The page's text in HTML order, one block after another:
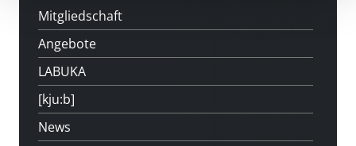
Mitgliedschaft
Angebote
LABUKA
[kju:b]
News